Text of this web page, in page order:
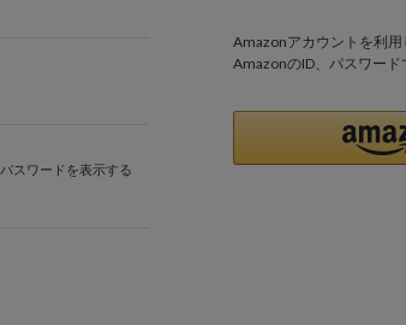
パスワードを表示する
Amazonアカウントを利用
AmazonのID、パスワード